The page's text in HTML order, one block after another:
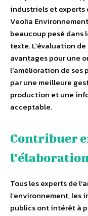
industriels et experts
Veolia
beaucoup pesé
texte. L’évaluation
avantages pour une
l’amélioration de
par une meilleure
production et une
acceptable.
Contribuer
Tous les experts de
l’environnement, les
publics ont intérêt à